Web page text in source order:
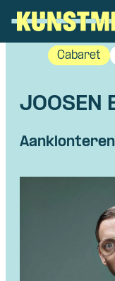
Cabaret
JOOSEN
Aanklonteren